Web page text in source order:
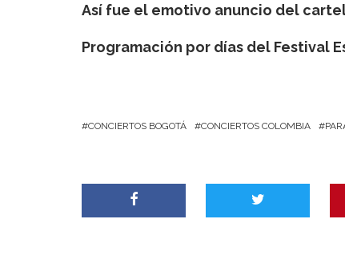
Así fue el emotivo anuncio del
Programación por días del Festival
CONCIERTOS BOGOTÁ CONCIERTOS COLOMBIA